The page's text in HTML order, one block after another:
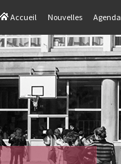
Accueil Nouvelles Agenda